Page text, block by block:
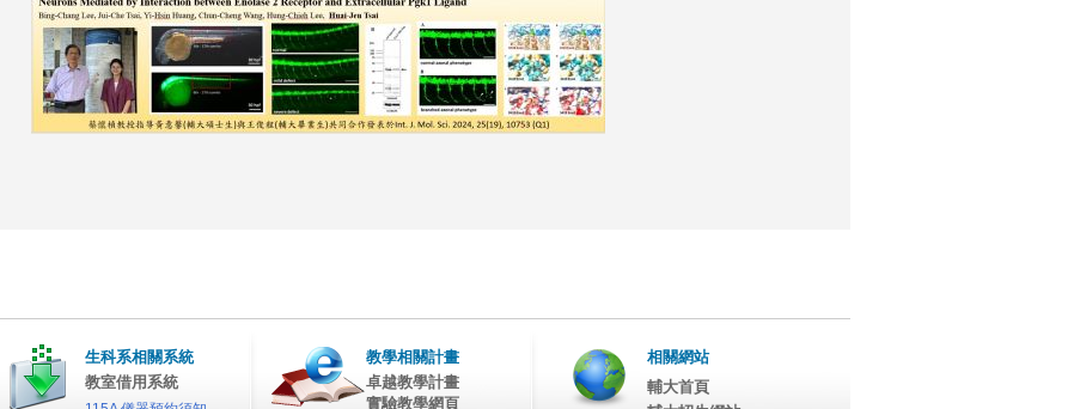
生科系相關系統
教室借用系統
教學相關計畫
卓越教學計畫
實驗教學網頁
相關網站
輔大首頁